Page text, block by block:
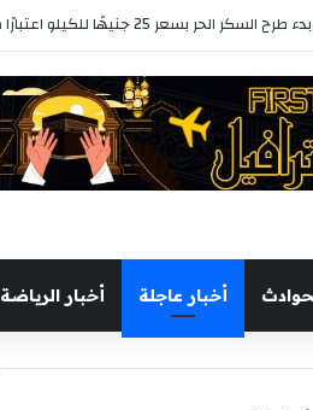
للكيلو اعتبارًا من غد الخميس
أخبار عاجلة أخبار الرياضة